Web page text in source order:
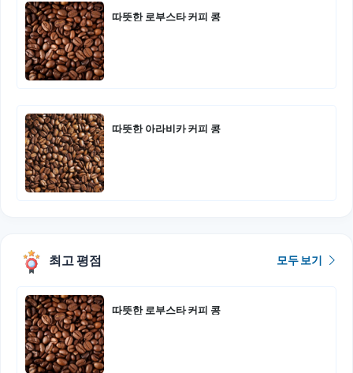
따뜻한 로부스타 커피 콩
따뜻한 아라비카 커피 콩
최고 평점 모두 보기
따뜻한 로부스타 커피 콩